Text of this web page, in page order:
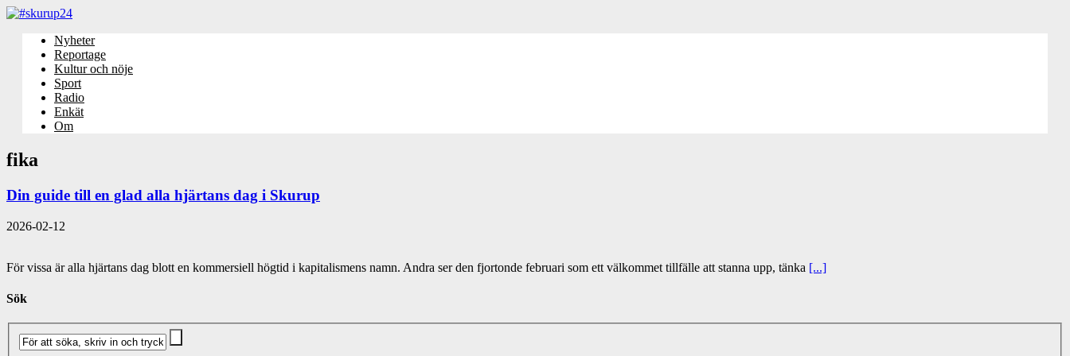
Nyheter
Reportage
Kultur och nöje
Sport
Radio
Enkät
Om
fika
Din guide till en glad alla hjärtans dag i Skurup
2026-02-12
För vissa är alla hjärtans dag blott en kommersiell högtid i kapitalismens namn. Andra ser den fjortonde februari som ett välkommet tillfälle att stanna upp, tänka [...]
Sök